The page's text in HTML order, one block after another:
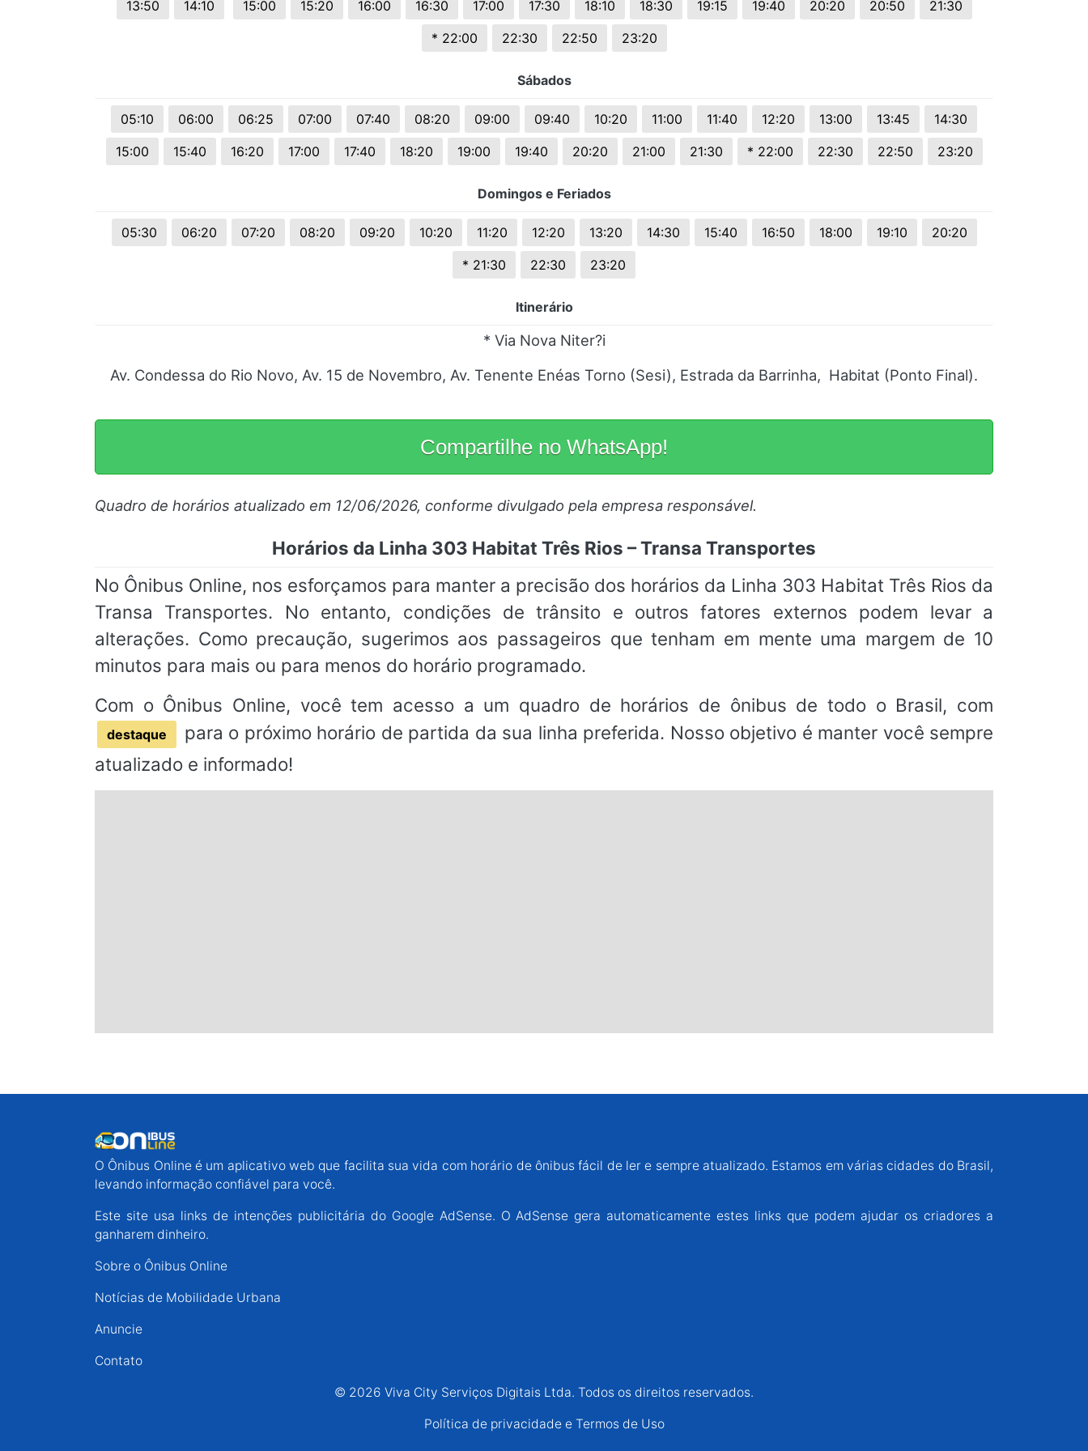
© 2026 Viva City Serviços Digitais Ltda. Todos os direitos reservados.
13:50
14:10 15:00 15:20 16:00 16:30 17:00 17:30 18:10 18:30 19:15 19:40 20:20 20:50
21:30
* 22:00
22:30 22:50 23:20
Sábados
05:10 06:00 06:25 07:00 07:40 08:20 09:00 09:40 10:20 11:00 11:40 12:20 13:00 13:45
14:30
15:00
15:40 16:20 17:00 17:40 18:20 19:00 19:40 20:20 21:00 21:30 * 22:00 22:30 22:50 23:20
Domingos e Feriados
05:30 06:20 07:20 08:20 09:20 10:20 11:20 12:20 13:20 14:30 15:40 16:50 18:00 19:10
20:20
* 21:30
22:30 23:20
Itinerário
* Via Nova Niter?i
Av. Condessa do Rio Novo, Av. 15 de Novembro, Av. Tenente Enéas Torno (Sesi), Estrada da Barrinha, Habitat (Ponto Final).
Compartilhe no WhatsApp!
Quadro de horários atualizado em 12/06/2026, conforme divulgado pela empresa responsável.
Horários da Linha 303 Habitat Três Rios – Transa Transportes
No Ônibus Online, nos esforçamos para manter a precisão dos horários da Linha 303 Habitat Três Rios da
Transa Transportes. No entanto, condições de trânsito e outros fatores externos podem levar a
alterações. Como precaução, sugerimos aos passageiros que tenham em mente uma margem de 10
minutos para mais ou para menos do horário programado.
Com o Ônibus Online, você tem acesso a um quadro de horários de ônibus de todo o Brasil, com
destaque
para o próximo horário de partida da sua linha preferida. Nosso objetivo é manter você sempre
atualizado e informado!
O Ônibus Online é um aplicativo web que facilita sua vida com horário de ônibus fácil de ler e sempre atualizado. Estamos em várias cidades do Brasil,
levando informação confiável para você.
Este site usa links de intenções publicitária do Google AdSense. O AdSense gera automaticamente estes links que podem ajudar os criadores a
ganharem dinheiro.
Sobre o Ônibus Online
Notícias de Mobilidade Urbana
Anuncie
Contato
© 2026 Viva City Serviços Digitais Ltda. Todos os direitos reservados.
Política de privacidade e Termos de Uso